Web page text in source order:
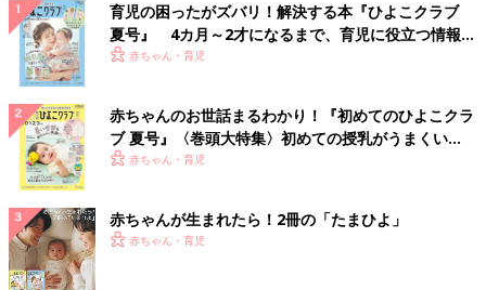
育児の困ったがズバリ！解決する本『ひよこクラブ
夏号』 4カ月～2才になるまで、育児に役立つ情報が
いっぱい！
赤ちゃん・育児
赤ちゃんのお世話まるわかり！『初めてのひよこクラ
ブ 夏号』〈巻頭大特集〉初めての授乳がうまくい
く！ おっぱい・ミルクの基本と夏のトラブル 解決テ
赤ちゃん・育児
赤ちゃんが生まれたら！2冊の「たまひよ」
赤ちゃん・育児